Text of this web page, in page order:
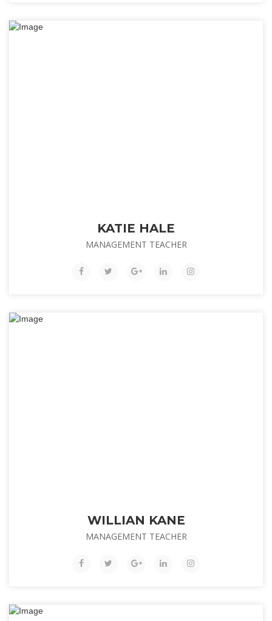
KATIE HALE
MANAGEMENT TEACHER
WILLIAN KANE
MANAGEMENT TEACHER